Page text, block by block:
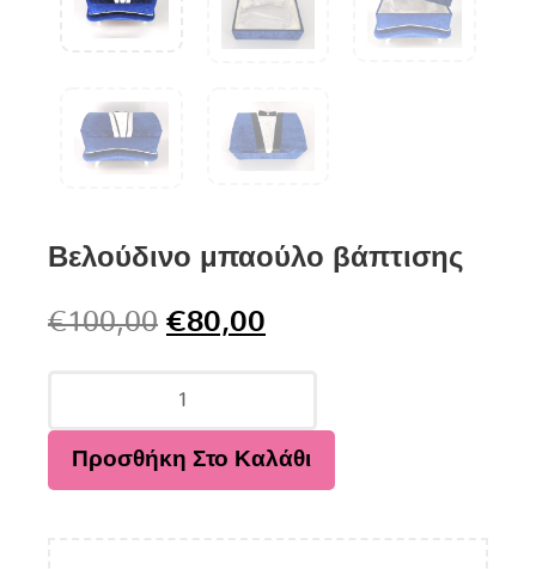
Βελούδινο μπαούλο βάπτισης
€100,00 €80,00
Προσθήκη Στο Καλάθι